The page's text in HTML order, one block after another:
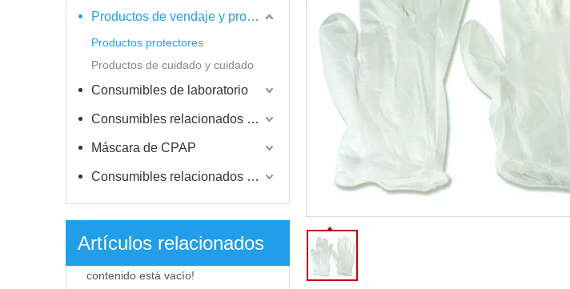
Productos de vendaje y protección
Productos protectores
Productos de cuidado y cuidado
Consumibles de laboratorio
Consumibles relacionados con la diálisis
Máscara de CPAP
Consumibles relacionados con la vacunación
Artículos relacionados
contenido está vacío!